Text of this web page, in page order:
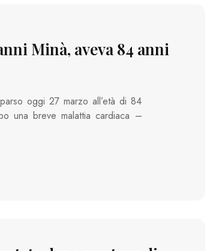
Minà, aveva 84 anni
oggi 27 marzo all’età di 84
una breve malattia cardiaca –